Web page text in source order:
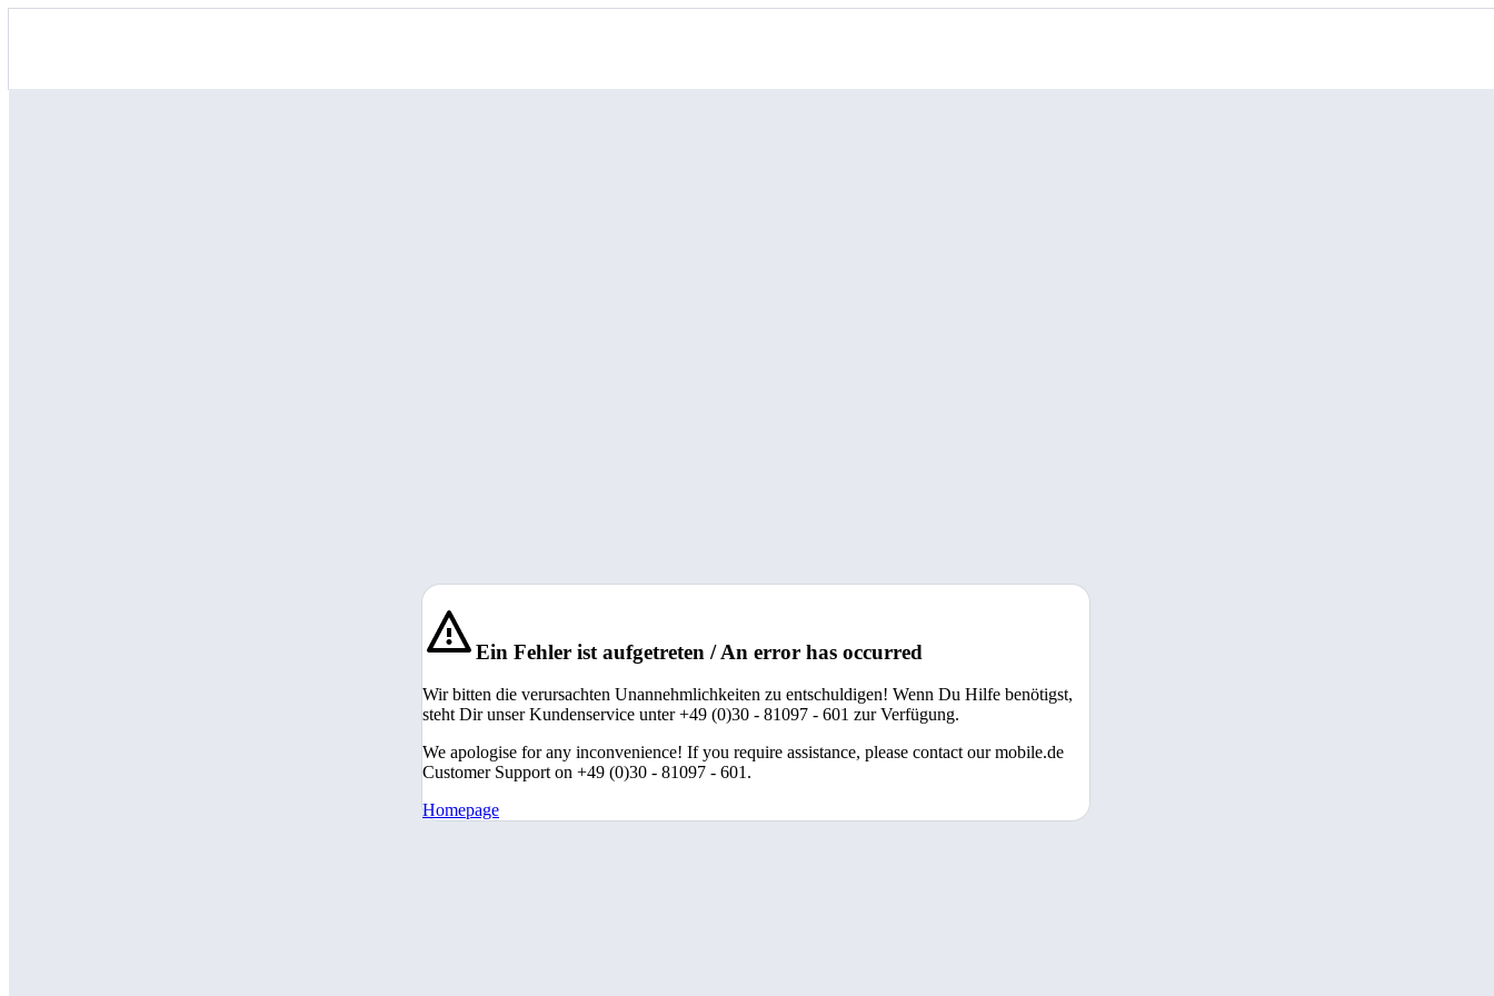
Ein Fehler ist aufgetreten / An error has occurred
Wir bitten die verursachten Unannehmlichkeiten zu entschuldigen! Wenn Du Hilfe benötigst,
steht Dir unser Kundenservice unter +49 (0)30 - 81097 - 601 zur Verfügung.
We apologise for any inconvenience! If you require assistance, please contact our mobile.de
Customer Support on +49 (0)30 - 81097 - 601.
Homepage